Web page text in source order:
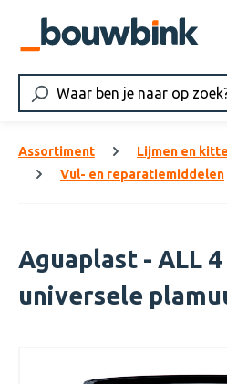
Ga naar de hoofdinhoud
Assortiment Lijmen en
Vul- en reparatiemiddelen
Aguaplast - ALL 4
universele